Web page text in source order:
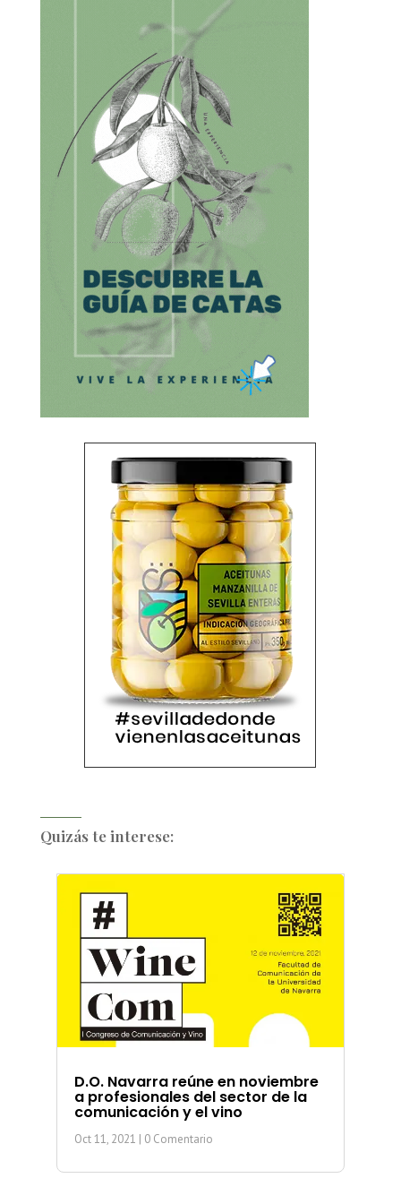
Quizás te interese:
D.O. Navarra reúne en noviembre
a profesionales del sector de la
comunicación y el vino
Oct 11, 2021 | 0 Comentario